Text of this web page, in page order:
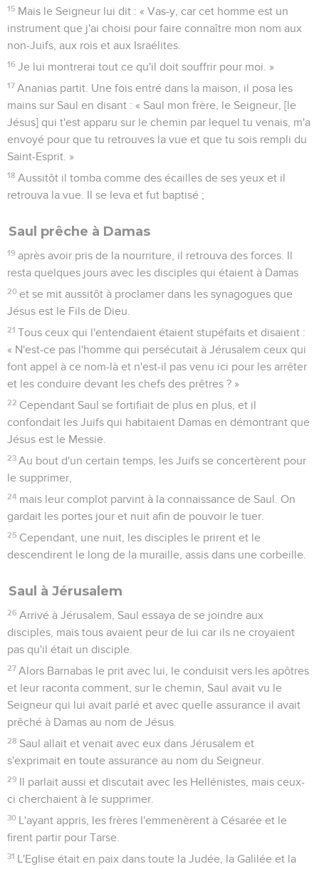
15 Mais le Seigneur lui dit : « Vas-y, car cet homme est un
instrument que j'ai choisi pour faire connaître mon nom aux
non-Juifs, aux rois et aux Israélites.
16 Je lui montrerai tout ce qu'il doit souffrir pour moi. »
17 Ananias partit. Une fois entré dans la maison, il posa les
mains sur Saul en disant : « Saul mon frère, le Seigneur, [le
Jésus] qui t'est apparu sur le chemin par lequel tu venais, m'a
envoyé pour que tu retrouves la vue et que tu sois rempli du
Saint-Esprit. »
18 Aussitôt il tomba comme des écailles de ses yeux et il
retrouva la vue. Il se leva et fut baptisé ;
Saul prêche à Damas
19 après avoir pris de la nourriture, il retrouva des forces. Il
resta quelques jours avec les disciples qui étaient à Damas
20 et se mit aussitôt à proclamer dans les synagogues que
Jésus est le Fils de Dieu.
21 Tous ceux qui l'entendaient étaient stupéfaits et disaient :
« N'est-ce pas l'homme qui persécutait à Jérusalem ceux qui
font appel à ce nom-là et n'est-il pas venu ici pour les arrêter
et les conduire devant les chefs des prêtres ? »
22 Cependant Saul se fortifiait de plus en plus, et il
confondait les Juifs qui habitaient Damas en démontrant que
Jésus est le Messie.
23 Au bout d'un certain temps, les Juifs se concertèrent pour
le supprimer,
24 mais leur complot parvint à la connaissance de Saul. On
gardait les portes jour et nuit afin de pouvoir le tuer.
25 Cependant, une nuit, les disciples le prirent et le
descendirent le long de la muraille, assis dans une corbeille.
Saul à Jérusalem
26 Arrivé à Jérusalem, Saul essaya de se joindre aux
disciples, mais tous avaient peur de lui car ils ne croyaient
pas qu'il était un disciple.
27 Alors Barnabas le prit avec lui, le conduisit vers les apôtres
et leur raconta comment, sur le chemin, Saul avait vu le
Seigneur qui lui avait parlé et avec quelle assurance il avait
prêché à Damas au nom de Jésus.
28 Saul allait et venait avec eux dans Jérusalem et
s'exprimait en toute assurance au nom du Seigneur.
29 Il parlait aussi et discutait avec les Hellénistes, mais ceux-
ci cherchaient à le supprimer.
30 L'ayant appris, les frères l'emmenèrent à Césarée et le
firent partir pour Tarse.
31 L'Eglise était en paix dans toute la Judée, la Galilée et la